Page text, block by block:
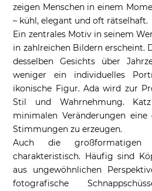
zeigen Menschen in einem
– kühl, elegant und oft rätselhaft.
Ein zentrales Motiv in seinem
in zahlreichen Bildern erscheint.
desselben Gesichts über
weniger ein individuelles
ikonische Figur. Ada wird zur
Stil und Wahrnehmung.
minimalen Veränderungen
Stimmungen zu erzeugen.
Auch die großformatigen
charakteristisch. Häufig sind
aus ungewöhnlichen
fotografische